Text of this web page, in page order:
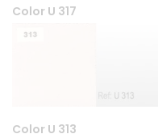
Color U 317
Color U 313